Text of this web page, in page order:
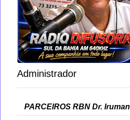
Administrador
PARCEIROS RBN Dr. Iruman